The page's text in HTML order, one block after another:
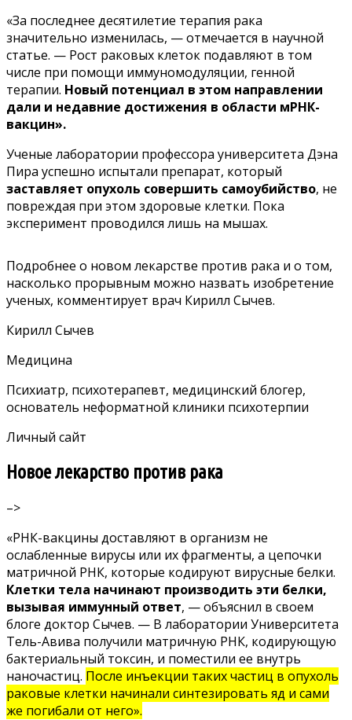
«За последнее десятилетие терапия рака
значительно изменилась, — отмечается в научной
статье. — Рост раковых клеток подавляют в том
числе при помощи иммуномодуляции, генной
терапии. Новый потенциал в этом направлении
дали и недавние достижения в области мРНК-
вакцин».
Ученые лаборатории профессора университета Дэна
Пира успешно испытали препарат, который
заставляет опухоль совершить самоубийство, не
повреждая при этом здоровые клетки. Пока
эксперимент проводился лишь на мышах.
Подробнее о новом лекарстве против рака и о том,
насколько прорывным можно назвать изобретение
ученых, комментирует врач Кирилл Сычев.
Кирилл Сычев
Медицина
Психиатр, психотерапевт, медицинский блогер,
основатель неформатной клиники психотерпии
Личный сайт
Новое лекарство против рака
–>
«РНК-вакцины доставляют в организм не
ослабленные вирусы или их фрагменты, а цепочки
матричной РНК, которые кодируют вирусные белки.
Клетки тела начинают производить эти белки,
вызывая иммунный ответ, —объяснил в своем
блоге доктор Сычев. — В лаборатории Университета
Тель-Авива получили матричную РНК, кодирующую
бактериальный токсин, и поместили ее внутрь
наночастиц. После инъекции таких частиц в опухоль
раковые клетки начинали синтезировать яд и сами
же погибали от него».